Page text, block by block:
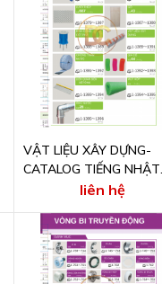
VẬT LIỆU XÂY DỰNG-
CATALOG TIẾNG NHẬT
liên hệ